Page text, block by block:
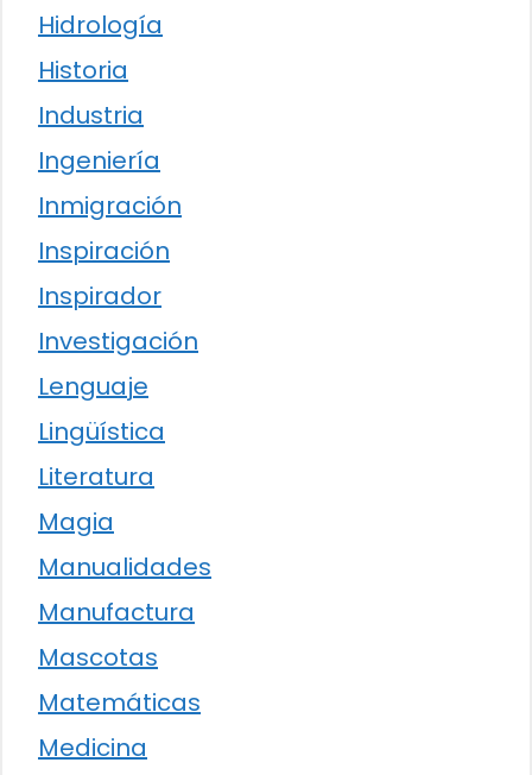
Hidrología
Historia
Industria
Ingeniería
Inmigración
Inspiración
Inspirador
Investigación
Lenguaje
Lingüística
Literatura
Magia
Manualidades
Manufactura
Mascotas
Matemáticas
Medicina